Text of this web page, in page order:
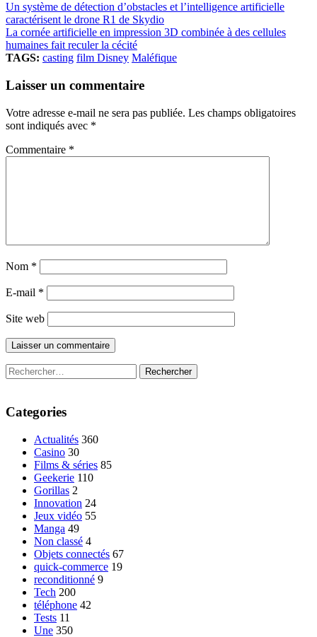
Un système de détection d’obstacles et l’intelligence artificielle
caractérisent le drone R1 de Skydio
La cornée artificielle en impression 3D combinée à des cellules
humaines fait reculer la cécité
TAGS: casting film Disney Maléfique
Laisser un commentaire
Votre adresse e-mail ne sera pas publiée. Les champs obligatoires
sont indiqués avec *
Commentaire *
Nom *
E-mail *
Site web
Rechercher :
Categories
Actualités 360
Casino 30
Films & séries 85
Geekerie 110
Gorillas 2
Innovation 24
Jeux vidéo 55
Manga 49
Non classé 4
Objets connectés 67
quick-commerce 19
reconditionné 9
Tech 200
téléphone 42
Tests 11
Une 350